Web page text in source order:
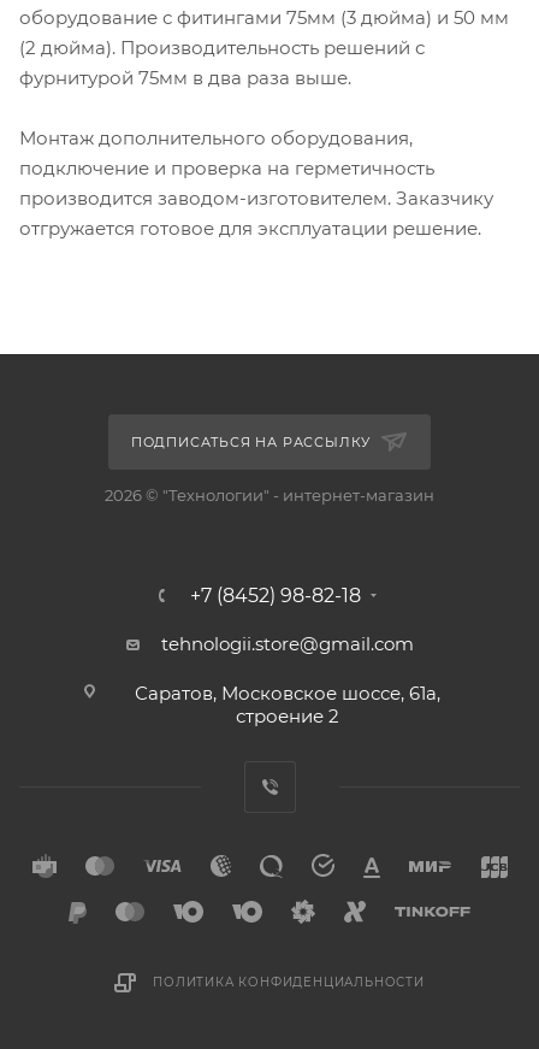
оборудование с фитингами 75мм (3 дюйма) и 50 мм
(2 дюйма). Производительность решений с
фурнитурой 75мм в два раза выше.
Монтаж дополнительного оборудования,
подключение и проверка на герметичность
производится заводом-изготовителем. Заказчику
отгружается готовое для эксплуатации решение.
ПОДПИСАТЬСЯ НА РАССЫЛКУ
2026 © "Технологии" - интернет-магазин
+7 (8452) 98-82-18
tehnologii.store@gmail.com
Саратов, Московское шоссе, 61а,
строение 2
ПОЛИТИКА КОНФИДЕНЦИАЛЬНОСТИ